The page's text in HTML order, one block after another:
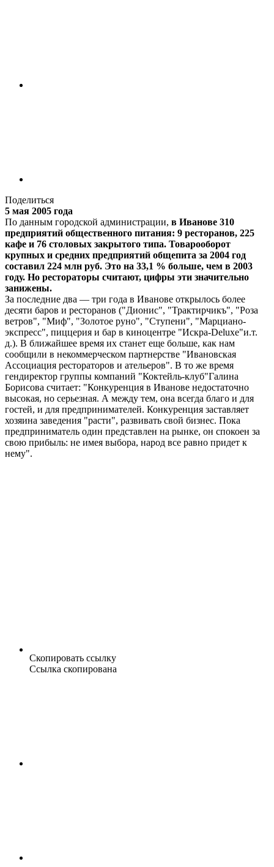
Поделиться
5 мая 2005 года
По данным городской администрации, в Иванове 310
предприятий общественного питания: 9 ресторанов, 225
кафе и 76 столовых закрытого типа. Товарооборот
крупных и средних предприятий общепита за 2004 год
составил 224 млн руб. Это на 33,1 % больше, чем в 2003
году. Но рестораторы считают, цифры эти значительно
занижены.
За последние два — три года в Иванове открылось более
десяти баров и ресторанов ("Дионис", "Трактирчикъ", "Роза
ветров", "Миф", "Золотое руно", "Ступени", "Марциано-
экспресс", пиццерия и бар в киноцентре "Искра-Deluxe"и.т.
д.). В ближайшее время их станет еще больше, как нам
сообщили в некоммерческом партнерстве "Ивановская
Ассоциация рестораторов и ательеров". В то же время
гендиректор группы компаний "Коктейль-клуб"Галина
Борисова считает: "Конкуренция в Иванове недостаточно
высокая, но серьезная. А между тем, она всегда благо и для
гостей, и для предпринимателей. Конкуренция заставляет
хозяина заведения "расти", развивать свой бизнес. Пока
предприниматель один представлен на рынке, он спокоен за
свою прибыль: не имея выбора, народ все равно придет к
нему".
Скопировать ссылку
Ссылка скопирована